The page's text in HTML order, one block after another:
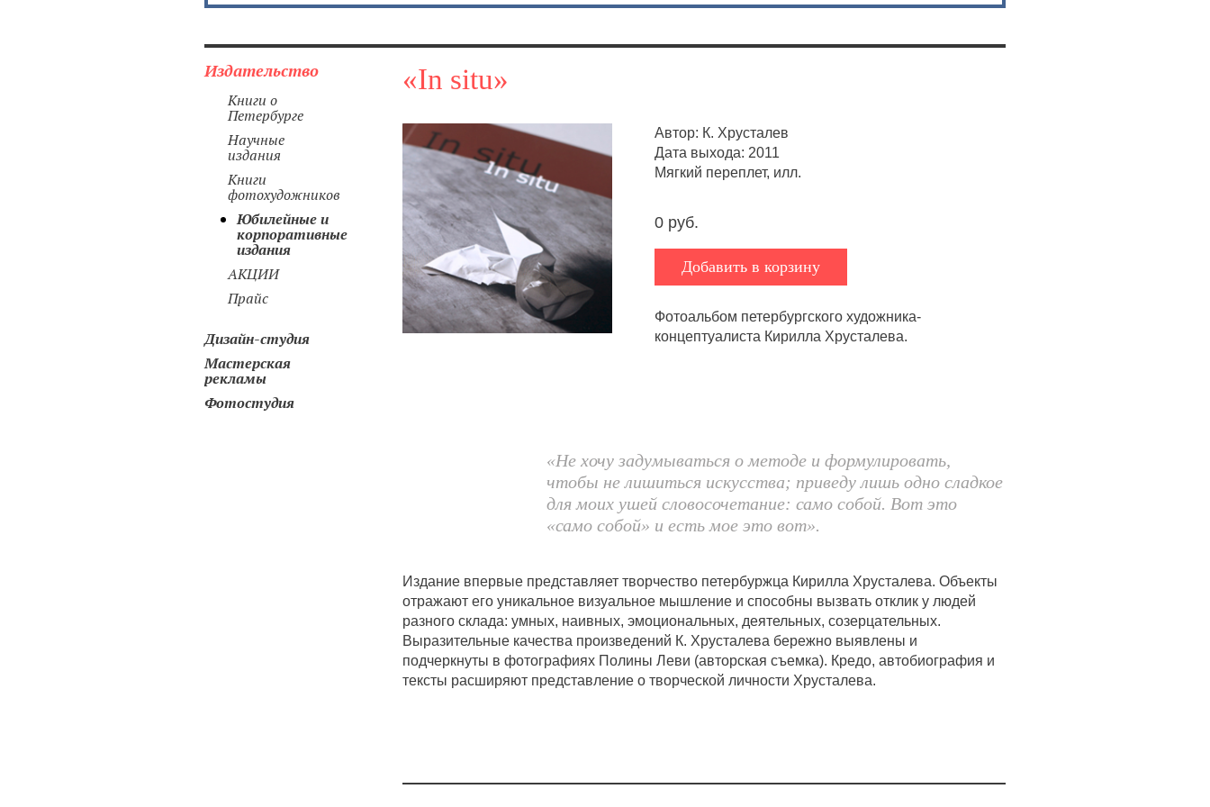
Издательство
Книги о
Петербурге
Научные
издания
Книги
фотохудожников
Юбилейные и
корпоративные
издания
АКЦИИ
Прайс
Дизайн-студия
Мастерская
рекламы
Фотостудия
«In situ»
Автор: К. Хрусталев
Дата выхода: 2011
Мягкий переплет, илл.
0 руб.
Добавить в корзину
Фотоальбом петербургского художника-
концептуалиста Кирилла Хрусталева.
«Не хочу задумываться о методе и формулировать,
чтобы не лишиться искусства; приведу лишь одно сладкое
для моих ушей словосочетание: само собой. Вот это
«само собой» и есть мое это вот».
Издание впервые представляет творчество петербуржца Кирилла Хрусталева. Объекты
отражают его уникальное визуальное мышление и способны вызвать отклик у людей
разного склада: умных, наивных, эмоциональных, деятельных, созерцательных.
Выразительные качества произведений К. Хрусталева бережно выявлены и
подчеркнуты в фотографиях Полины Леви (авторская съемка). Кредо, автобиография и
тексты расширяют представление о творческой личности Хрусталева.